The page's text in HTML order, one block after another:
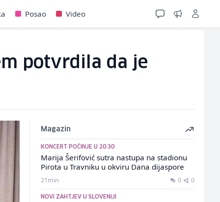
Posao Video
potvrdila da je
Magazin
KONCERT POČINJE U 20:30
Marija Šerifović sutra nastupa na stadionu
Pirota u Travniku u okviru Dana dijaspore
21min 0 0
NOVI ZAHTJEV U SLOVENIJI